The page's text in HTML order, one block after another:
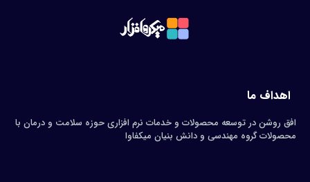
اهداف ما
افق روشن در توسعه محصولات و خدمات نرم افزاری حوزه سلامت و درمان با
محصولات گروه مهندسی و دانش بنیان میکفاوا